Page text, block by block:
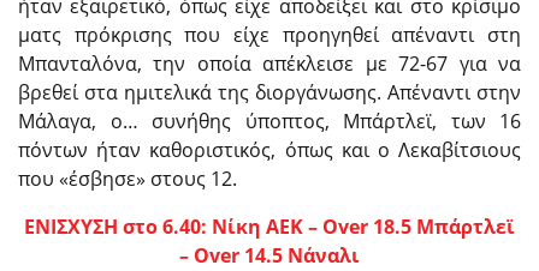
ήταν εξαιρετικό, όπως είχε αποδείξει και στο κρίσιμο
ματς πρόκρισης που είχε προηγηθεί απέναντι στη
Μπανταλόνα, την οποία απέκλεισε με 72-67 για να
βρεθεί στα ημιτελικά της διοργάνωσης. Απέναντι στην
Μάλαγα, ο… συνήθης ύποπτος, Μπάρτλεϊ, των 16
πόντων ήταν καθοριστικός, όπως και ο Λεκαβίτσιους
που «έσβησε» στους 12.
ΕΝΙΣΧΥΣΗ στο 6.40: Νίκη ΑΕΚ – Over 18.5 Μπάρτλεϊ
– Over 14.5 Νάναλι